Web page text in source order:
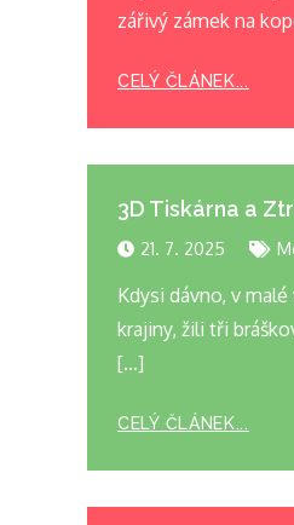
zářivý zámek na
CELÝ ČLÁNEK...
3D Tiskárna a
21. 7. 2025
Kdysi dávno, v
krajiny, žili tři
[…]
CELÝ ČLÁNEK...